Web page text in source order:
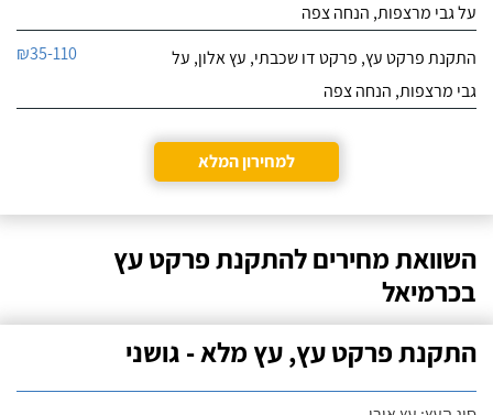
על גבי מרצפות, הנחה צפה
התקנת פרקט עץ, פרקט דו שכבתי, עץ אלון, על
גבי מרצפות, הנחה צפה
₪35-110
למחירון המלא
השוואת מחירים להתקנת פרקט עץ
בכרמיאל
התקנת פרקט עץ, עץ מלא - גושני